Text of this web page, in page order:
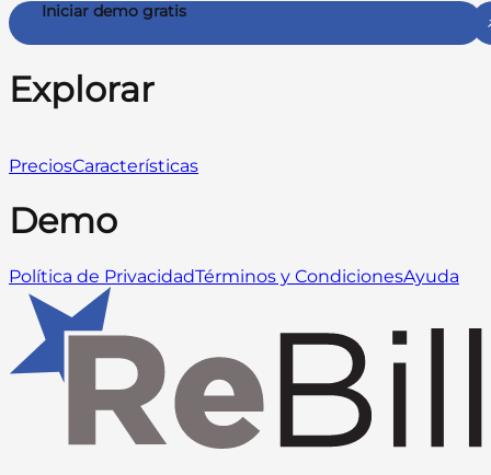
Iniciar demo gratis
Explorar
PreciosCaracterísticas
Demo
Política de PrivacidadTérminos y CondicionesAyuda